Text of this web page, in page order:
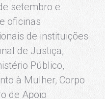
setembro e
oficinas
de instituições
de Justiça,
Público,
à Mulher, Corpo
de Apoio